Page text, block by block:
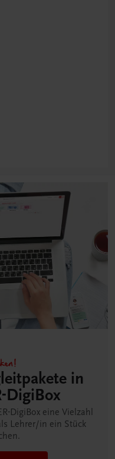
in
DigiBox
DigiBox eine Vielzahl
Lehrer/in ein Stück